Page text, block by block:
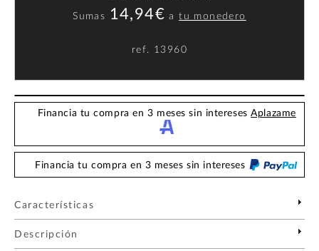
Sumas 14,94€ atu monedero
ref. 13960
Financia tu compra en 3 meses sin interesesAplazame
Financia tu compra en 3 meses sin intereses
Características
Descripción